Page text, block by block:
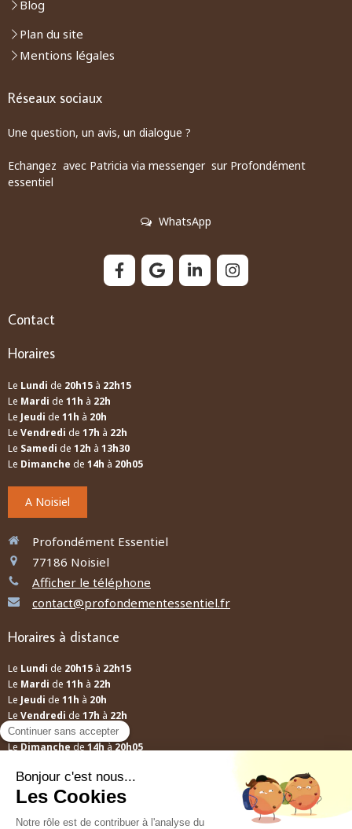
Blog
Plan du site
Mentions légales
Réseaux sociaux
Une question, un avis, un dialogue ?
Echangez avec Patricia via messenger sur Profondément
essentiel
WhatsApp
Contact
Horaires
Le Lundi de 20h15 à 22h15
Le Mardi de 11h à 22h
Le Jeudi de 11h à 20h
Le Vendredi de 17h à 22h
Le Samedi de 12h à 13h30
Le Dimanche de 14h à 20h05
A Noisiel
Profondément Essentiel
77186 Noisiel
Afficher le téléphone
contact@profondementessentiel.fr
Horaires à distance
Le Lundi de 20h15 à 22h15
Le Mardi de 11h à 22h
Le Jeudi de 11h à 20h
Le Vendredi de 17h à 22h
LeSamedide12hà13h30
Le Dimanche de 14h à 20h05
Mes conseils ne relèvent pas d'une prescription médicale, ils ne se